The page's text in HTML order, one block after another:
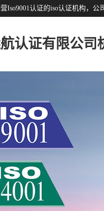
Iso9001认证的iso认证机构，
认证有限公司